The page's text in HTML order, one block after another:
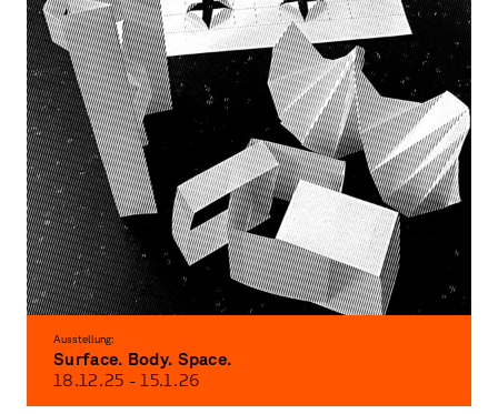
Ausstellung:
Surface. Body. Space.
18.12.25 - 15.1.26